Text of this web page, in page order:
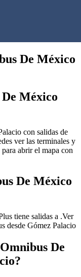
De México
De México
con salidas de
ver las terminales y
abrir el mapa con
De México
tiene salidas a .Ver
desde Gómez Palacio
De